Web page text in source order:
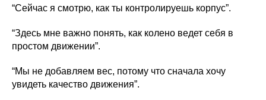
“Сейчас я смотрю, как ты контролируешь корпус”.
“Здесь мне важно понять, как колено ведет себя в
простом движении”.
“Мы не добавляем вес, потому что сначала хочу
увидеть качество движения”.